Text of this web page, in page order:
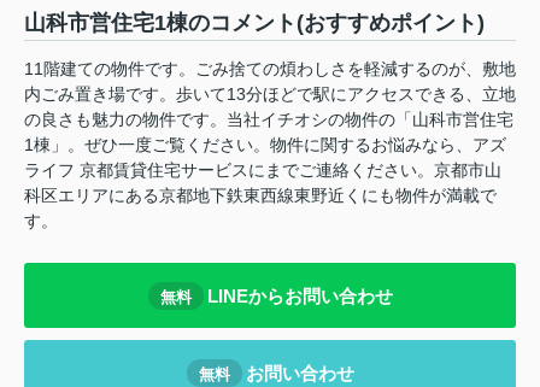
山科市営住宅1棟のコメント(おすすめポイント)
11階建ての物件です。ごみ捨ての煩わしさを軽減するのが、敷地
内ごみ置き場です。歩いて13分ほどで駅にアクセスできる、立地
の良さも魅力の物件です。当社イチオシの物件の「山科市営住宅
1棟」。ぜひ一度ご覧ください。物件に関するお悩みなら、アズ
ライフ 京都賃貸住宅サービスにまでご連絡ください。京都市山
科区エリアにある京都地下鉄東西線東野近くにも物件が満載で
す。
無料 LINEからお問い合わせ
無料 お問い合わせ